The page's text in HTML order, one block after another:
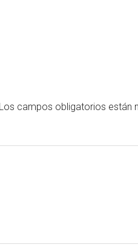
Los campos obligatorios están